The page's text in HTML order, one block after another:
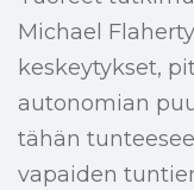
Michael
keskeytykset,
autonomian
tähän
vapaiden